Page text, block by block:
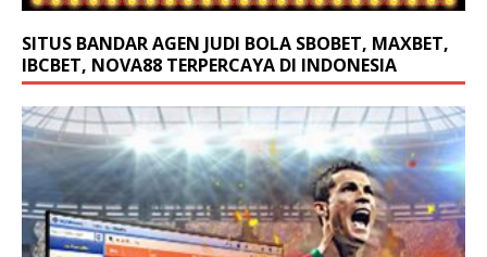
SITUS BANDAR AGEN JUDI BOLA SBOBET, MAXBET,
IBCBET, NOVA88 TERPERCAYA DI INDONESIA